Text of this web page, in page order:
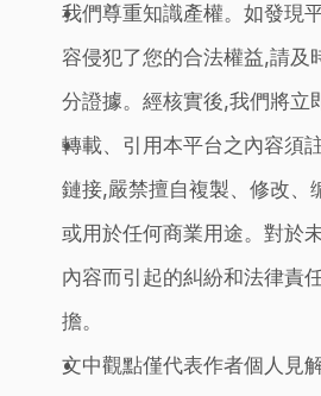
我們尊重知識產權。如發現
容侵犯了您的合法權益,請及
分證據。經核實後,我們將立
轉載、引用本平台之內容須
鏈接,嚴禁擅自複製、修改、
或用於任何商業用途。對於
內容而引起的糾紛和法律責
擔。
文中觀點僅代表作者個人見